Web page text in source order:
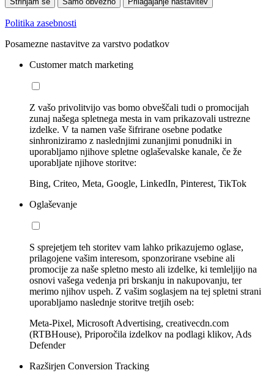
Politika zasebnosti
Posamezne nastavitve za varstvo podatkov
Customer match marketing
Z vašo privolitvijo vas bomo obveščali tudi o promocijah
zunaj našega spletnega mesta in vam prikazovali ustrezne
izdelke. V ta namen vaše šifrirane osebne podatke
sinhroniziramo z naslednjimi zunanjimi ponudniki in
uporabljamo njihove spletne oglaševalske kanale, če že
uporabljate njihove storitve:
Bing, Criteo, Meta, Google, LinkedIn, Pinterest, TikTok
Oglaševanje
S sprejetjem teh storitev vam lahko prikazujemo oglase,
prilagojene vašim interesom, sponzorirane vsebine ali
promocije za naše spletno mesto ali izdelke, ki temleljijo na
osnovi vašega vedenja pri brskanju in nakupovanju, ter
merimo njihov uspeh. Z vašim soglasjem na tej spletni strani
uporabljamo naslednje storitve tretjih oseb:
Meta-Pixel, Microsoft Advertising, creativecdn.com
(RTBHouse), Priporočila izdelkov na podlagi klikov, Ads
Defender
Razširjen Conversion Tracking